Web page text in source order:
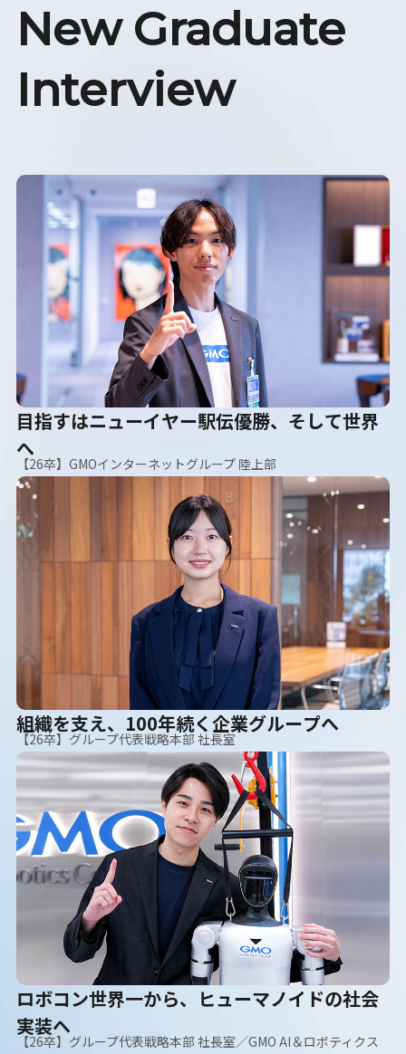
New Graduate
Interview
目指すはニューイヤー駅伝優勝、そして世界
へ
【26卒】GMOインターネットグループ 陸上部
組織を支え、100年続く企業グループへ
【26卒】グループ代表戦略本部 社長室
ロボコン世界一から、ヒューマノイドの社会
実装へ
【26卒】グループ代表戦略本部 社長室／GMO AI＆ロボティクス